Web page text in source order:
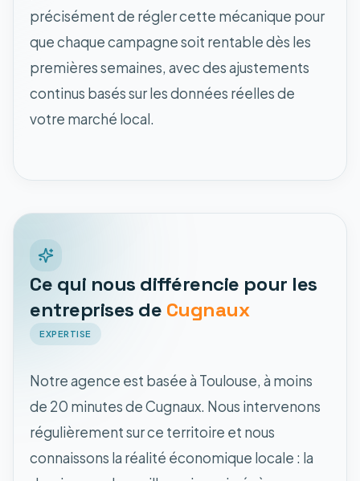
précisément de régler cette mécanique pour
que chaque campagne soit rentable dès les
premières semaines, avec des ajustements
continus basés sur les données réelles de
votre marché local.
Ce qui nous différencie pour les
entreprises de Cugnaux
EXPERTISE
Notre agence est basée à Toulouse, à moins
de 20 minutes de Cugnaux. Nous intervenons
régulièrement sur ce territoire et nous
connaissons la réalité économique locale : la